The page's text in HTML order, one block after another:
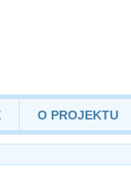
O PROJEKTU